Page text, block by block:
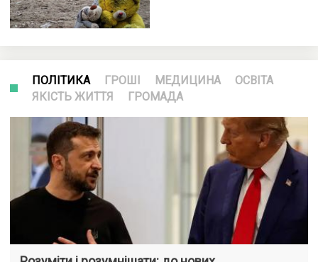
ПОЛІТИКА ГРОШІ МЕДИЦИНА
ОСВІТА
ЯКІСТЬ ЖИТТЯ
ГРОМАДА